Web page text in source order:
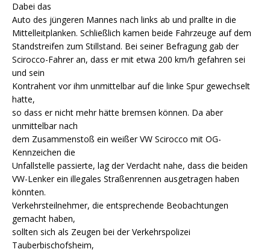
Dabei das
Auto des jüngeren Mannes nach links ab und prallte in die
Mittelleitplanken. Schließlich kamen beide Fahrzeuge auf dem
Standstreifen zum Stillstand. Bei seiner Befragung gab der
Scirocco-Fahrer an, dass er mit etwa 200 km/h gefahren sei
und sein
Kontrahent vor ihm unmittelbar auf die linke Spur gewechselt
hatte,
so dass er nicht mehr hätte bremsen können. Da aber
unmittelbar nach
dem Zusammenstoß ein weißer VW Scirocco mit OG-
Kennzeichen die
Unfallstelle passierte, lag der Verdacht nahe, dass die beiden
VW-Lenker ein illegales Straßenrennen ausgetragen haben
könnten.
Verkehrsteilnehmer, die entsprechende Beobachtungen
gemacht haben,
sollten sich als Zeugen bei der Verkehrspolizei
Tauberbischofsheim,